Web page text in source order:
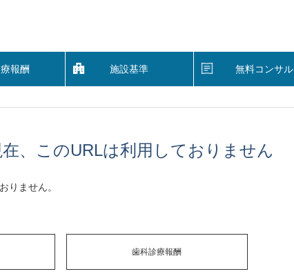
報酬 施設基準 無料コンサル
、このURLは利用しておりません
りません。
歯科診療報酬